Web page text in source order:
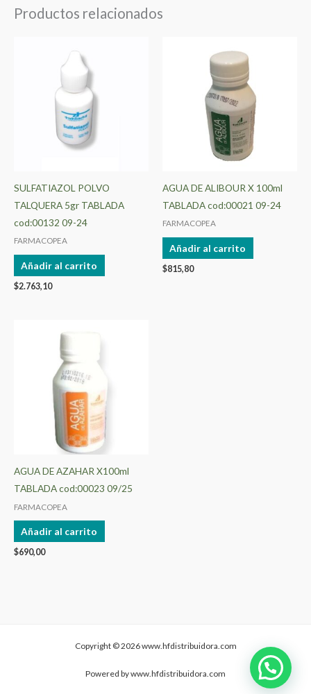
Productos relacionados
SULFATIAZOL POLVO
TALQUERA 5gr TABLADA
cod:00132 09-24
FARMACOPEA
Añadir al carrito
$2.763,10
AGUA DE ALIBOUR X 100ml
TABLADA cod:00021 09-24
FARMACOPEA
Añadir al carrito
$815,80
AGUA DE AZAHAR X100ml
TABLADA cod:00023 09/25
FARMACOPEA
Añadir al carrito
$690,00
Copyright © 2026 www.hfdistribuidora.com
Powered by www.hfdistribuidora.com